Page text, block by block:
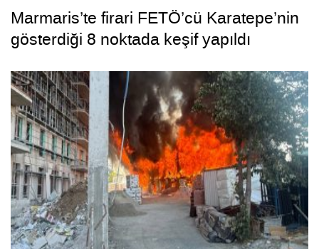
Marmaris’te firari FETÖ’cü Karatepe’nin
gösterdiği 8 noktada keşif yapıldı